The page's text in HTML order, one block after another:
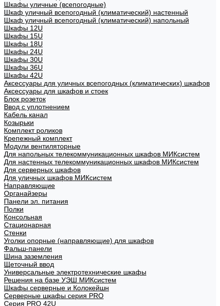
Шкафы уличные (всепогодные)
Шкаф уличный всепогодный (климатический) настенный
Шкаф уличный всепогодный (климатический) напольный
Шкафы 12U
Шкафы 15U
Шкафы 18U
Шкафы 24U
Шкафы 30U
Шкафы 36U
Шкафы 42U
Аксессуары для уличных всепогодных (климатических) шкафов
Аксессуары для шкафов и стоек
Блок розеток
Ввод с уплотнением
Кабель канал
Козырьки
Комплект роликов
Крепежный комплект
Модули вентиляторные
Для напольных телекоммуникационных шкафов МИКсистем
Для настенных телекоммуникационных шкафов МИКсистем
Для серверных шкафов
Для уличных шкафов МИКсистем
Направляющие
Органайзеры
Панели эл. питания
Полки
Консольная
Стационарная
Стенки
Уголки опорные (направляющие) для шкафов
Фальш-панели
Шина заземления
Щеточный ввод
Универсальные электротехнические шкафы
Решения на базе УЭШ МИКсистем
Шкафы серверные и Колокейшн
Серверные шкафы серия PRO
Серия PRO 42U